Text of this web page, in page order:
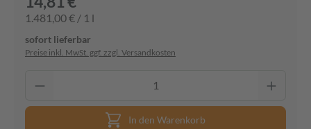
1.481,00 € / 1 l
sofort lieferbar
Preise inkl. MwSt. ggf. zzgl. Versandkosten
In den Warenkorb